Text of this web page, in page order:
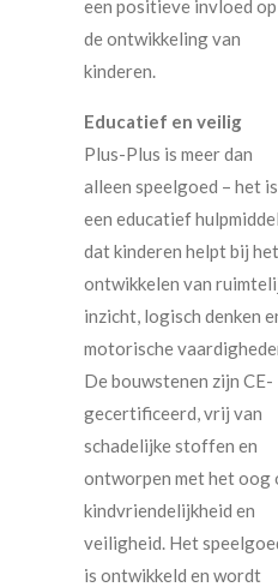
een positieve invloed op
de ontwikkeling van
kinderen.
Educatief en veilig
Plus-Plus is meer dan
alleen speelgoed – het is
een educatief hulpmiddel
dat kinderen helpt bij het
ontwikkelen van
inzicht, logisch denken
motorische
De bouwstenen zijn CE-
gecertificeerd, vrij van
schadelijke stoffen en
ontworpen met het oog
kindvriendelijkheid en
veiligheid. Het
is ontwikkeld en wordt